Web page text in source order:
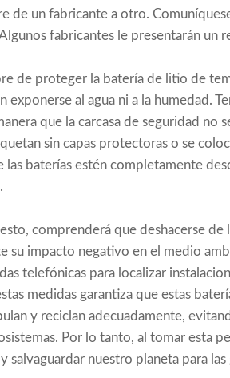
de un fabricante a otro.
fabricantes le presentarán un
de proteger la batería de litio de
exponerse al agua ni a la humedad.
que la carcasa de seguridad no
sin capas protectoras o se
las baterías estén completamente
comprenderá que deshacerse
su impacto negativo en el medio
telefónicas para localizar
medidas garantiza que estas
y reciclan adecuadamente,
Por lo tanto, al tomar esta
salvaguardar nuestro planeta para